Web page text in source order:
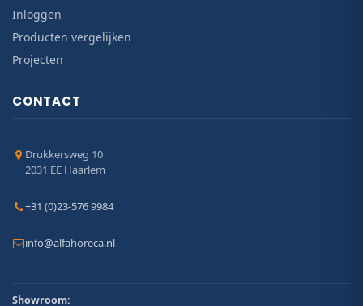
Inloggen
Producten vergelijken
Projecten
CONTACT
Drukkersweg 10
2031 EE Haarlem
+31 (0)23-576 9984
info@alfahoreca.nl
Showroom: